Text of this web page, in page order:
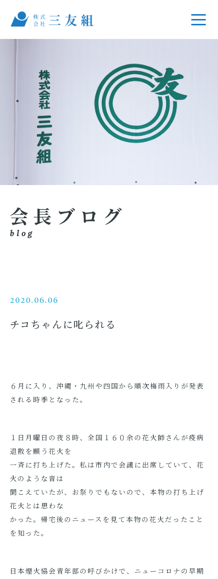
会長ブログ
blog
2020.06.06
チコちゃんに叱られる
６月に入り、沖縄・九州や四国から順次梅雨入りが発表
される時季となった。
１日月曜日の夜８時、全国１６０余の花火師さんが疫病
退散を願う花火を
一斉に打ち上げた。私は市内で会議に出席していて、花
火のような音は
聞こえていたが、お祭りでもないので、本物の打ち上げ
花火とは思わな
かった。帰宅後のニュースを見て本物の花火だったこと
を知った。
日本煙火協会青年部の呼びかけで、ニューコロナの早期